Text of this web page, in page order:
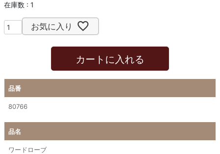
在庫数 1
お気に入り
カートに入れる
品番
80766
品名
ワードローブ